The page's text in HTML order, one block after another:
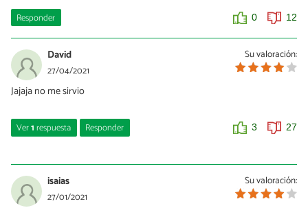
Responder 0 12
Su valoración:
David
27/04/2021
Jajaja no me sirvio
Ver1respuesta Responder 3 27
jajaja a mi si
Su valoración:
isaias
27/01/2021